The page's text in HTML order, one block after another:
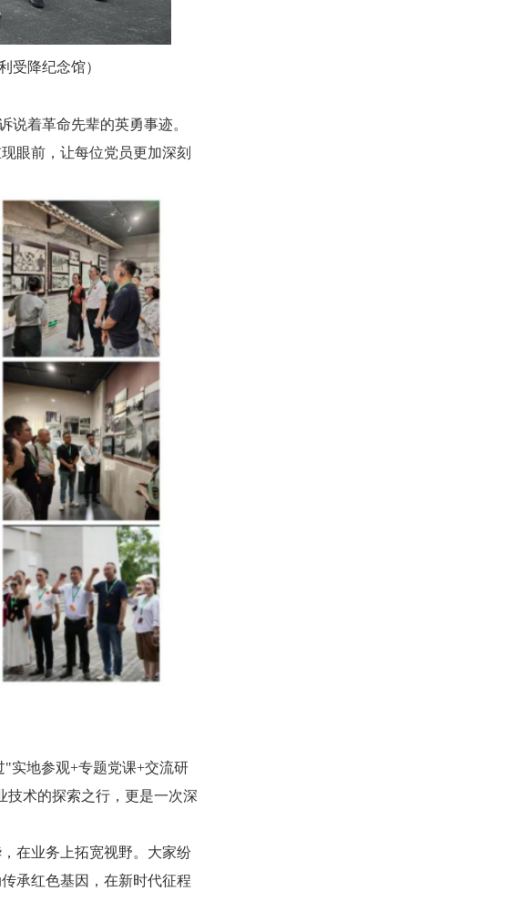
受降纪念馆）
说着革命先辈的英勇事迹。
眼前，让每位党员更加深刻
"实地参观+专题党课+交流研
技术的探索之行，更是一次深
在业务上拓宽视野。大家纷
承红色基因，在新时代征程